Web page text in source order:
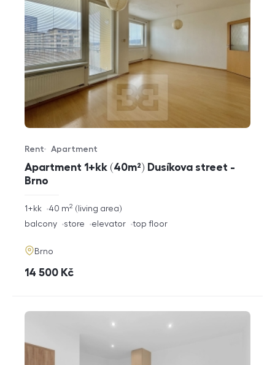
Apartment 1+kk (40m²) Dusíkova street -
Brno
Offer type
Rent
Property type
Apartment
rozměry
1+kk living area
40 m2
funkce
balcony store elevator top floor
adresa
Brno
cena
14 500 Kč